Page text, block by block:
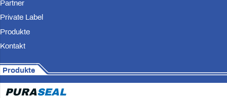
Partner
Private Label
Produkte
Kontakt
Produkte
PURASEAL